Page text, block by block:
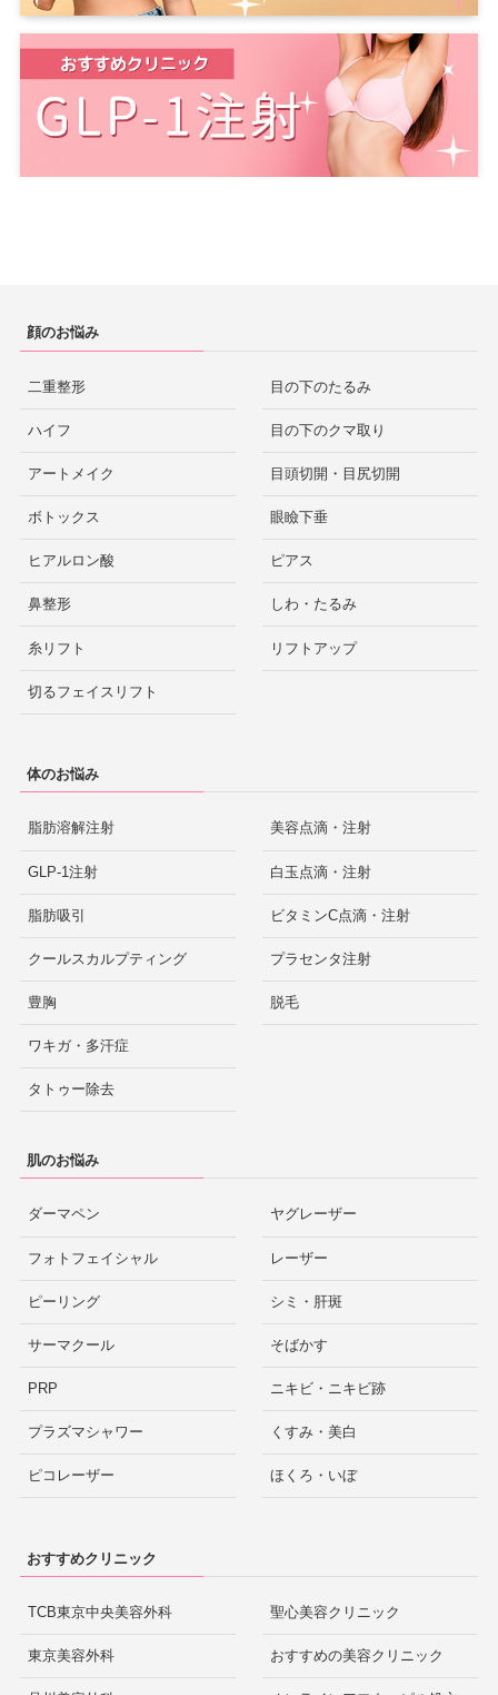
顔のお悩み
二重整形
ハイフ
アートメイク
ボトックス
ヒアルロン酸
鼻整形
糸リフト
切るフェイスリフト
目の下のたるみ
目の下のクマ取り
目頭切開・目尻切開
眼瞼下垂
ピアス
しわ・たるみ
リフトアップ
体のお悩み
脂肪溶解注射
GLP-1注射
脂肪吸引
クールスカルプティング
豊胸
ワキガ・多汗症
タトゥー除去
美容点滴・注射
白玉点滴・注射
ビタミンC点滴・注射
プラセンタ注射
脱毛
肌のお悩み
ダーマペン
フォトフェイシャル
ピーリング
サーマクール
PRP
プラズマシャワー
ピコレーザー
ヤグレーザー
レーザー
シミ・肝斑
そばかす
ニキビ・ニキビ跡
くすみ・美白
ほくろ・いぼ
おすすめクリニック
TCB東京中央美容外科
東京美容外科
聖心美容クリニック
おすすめの美容クリニック